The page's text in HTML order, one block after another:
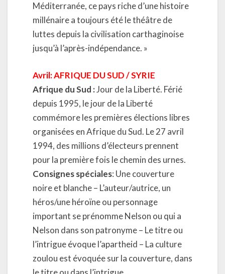
Méditerranée, ce pays riche d’une histoire
millénaire a toujours été le théâtre de
luttes depuis la civilisation carthaginoise
jusqu’à l’après-indépendance. »
Avril: AFRIQUE DU SUD / SYRIE
Afrique du Sud :Jour de la Liberté. Férié
depuis 1995, le jour de la Liberté
commémore les premières élections libres
organisées en Afrique du Sud. Le 27 avril
1994, des millions d’électeurs prennent
pour la première fois le chemin des urnes.
Consignes spéciales: Une couverture
noire et blanche – L’auteur/autrice, un
héros/une héroïne ou personnage
important se prénomme Nelson ou qui a
Nelson dans son patronyme – Le titre ou
l’intrigue évoque l’apartheid – La culture
zoulou est évoquée sur la couverture, dans